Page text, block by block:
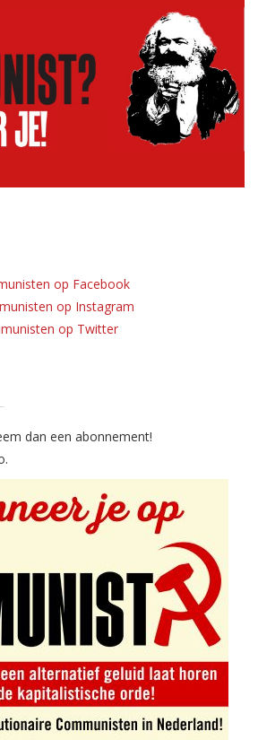
op Facebook
op Instagram
op Twitter
dan een abonnement!